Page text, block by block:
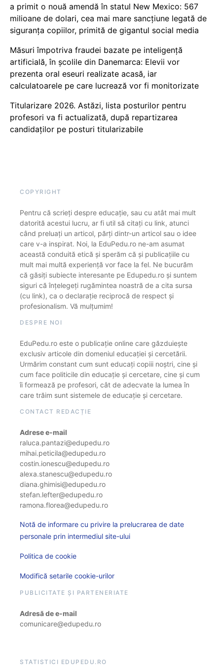
a primit o nouă amendă în statul New Mexico: 567
milioane de dolari, cea mai mare sancțiune legată de
siguranța copiilor, primită de gigantul social media
Măsuri împotriva fraudei bazate pe inteligență
artificială, în școlile din Danemarca: Elevii vor
prezenta oral eseuri realizate acasă, iar
calculatoarele pe care lucrează vor fi monitorizate
Titularizare 2026. Astăzi, lista posturilor pentru
profesori va fi actualizată, după repartizarea
candidaților pe posturi titularizabile
COPYRIGHT
Pentru că scrieți despre educație, sau cu atât mai mult
datorită acestui lucru, ar fi util să citați cu link, atunci
când preluați un articol, părți dintr-un articol sau o idee
care v-a inspirat. Noi, la EduPedu.ro ne-am asumat
această conduită etică și sperăm că și publicațiile cu
mult mai multă experiență vor face la fel. Ne bucurăm
că găsiți subiecte interesante pe Edupedu.ro și suntem
siguri că înțelegeți rugămintea noastră de a cita sursa
(cu link), ca o declarație reciprocă de respect și
profesionalism. Vă mulțumim!
DESPRE NOI
EduPedu.ro este o publicație online care găzduiește
exclusiv articole din domeniul educației și cercetării.
Urmărim constant cum sunt educați copiii noștri, cine și
cum face politicile din educație și cercetare, cine și cum
îi formează pe profesori, cât de adecvate la lumea în
care trăim sunt sistemele de educație și cercetare.
CONTACT REDACȚIE
Adrese e-mail
raluca.pantazi@edupedu.ro
mihai.peticila@edupedu.ro
costin.ionescu@edupedu.ro
alexa.stanescu@edupedu.ro
diana.ghimisi@edupedu.ro
stefan.lefter@edupedu.ro
ramona.florea@edupedu.ro
Notă de informare cu privire la prelucrarea de date
personale prin intermediul site-ului
Politica de cookie
Modifică setarile cookie-urilor
PUBLICITATE ȘI PARTENERIATE
Adresă de e-mail
comunicare@edupedu.ro
STATISTICI EDUPEDU.RO